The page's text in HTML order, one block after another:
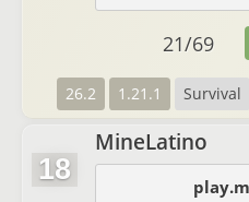
26.2 1.21.1 Survival
21/69
18
MineLatino